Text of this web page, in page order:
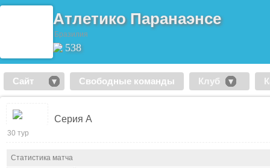
Атлетико Паранаэнсе
Бразилия
538
Сайт Свободные команды Клуб
Серия А
30 тур
Статистика матча